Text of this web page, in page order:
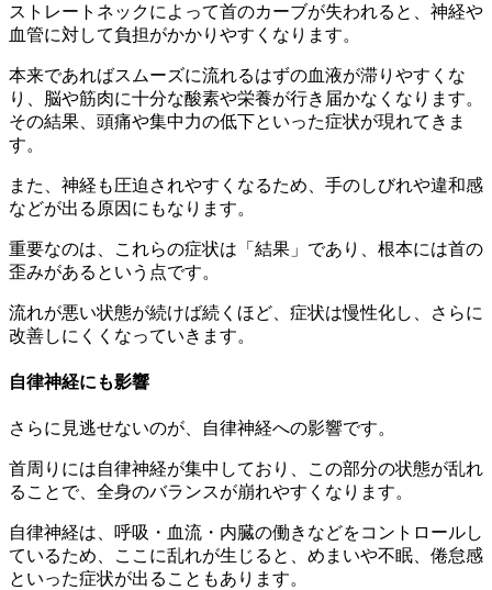
ストレートネックによって首のカーブが失われると、神経や
血管に対して負担がかかりやすくなります。
本来であればスムーズに流れるはずの血液が滞りやすくな
り、脳や筋肉に十分な酸素や栄養が行き届かなくなります。
その結果、頭痛や集中力の低下といった症状が現れてきま
す。
また、神経も圧迫されやすくなるため、手のしびれや違和感
などが出る原因にもなります。
重要なのは、これらの症状は「結果」であり、根本には首の
歪みがあるという点です。
流れが悪い状態が続けば続くほど、症状は慢性化し、さらに
改善しにくくなっていきます。
自律神経にも影響
さらに見逃せないのが、自律神経への影響です。
首周りには自律神経が集中しており、この部分の状態が乱れ
ることで、全身のバランスが崩れやすくなります。
自律神経は、呼吸・血流・内臓の働きなどをコントロールし
ているため、ここに乱れが生じると、めまいや不眠、倦怠感
といった症状が出ることもあります。